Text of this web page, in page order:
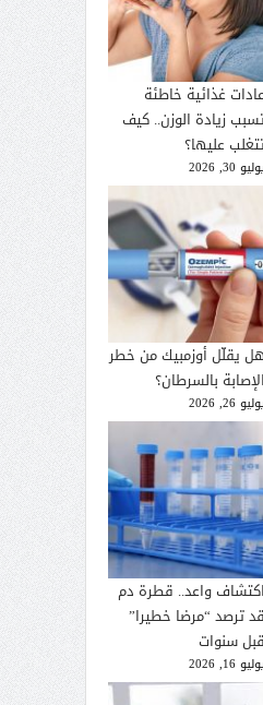
عادات غذائية خاطئة
زيادة الوزن.. كيف
عليها؟
يوليو 30, 2026
هل يقلّل أوزمبيك من خطر
الإصابة بالسرطان؟
يوليو 26, 2026
اكتشاف واعد.. قطرة دم
قد ترصد “مرضا خطيرا”
قبل سنوات
يوليو 16, 2026